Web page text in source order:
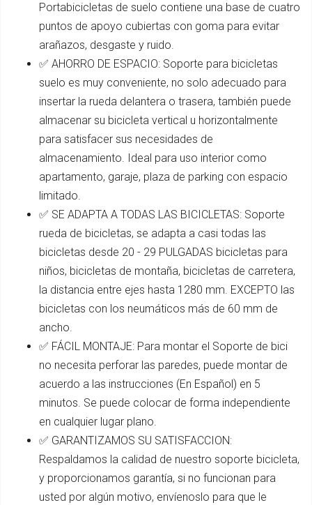
Portabicicletas de suelo contiene una base de cuatro
puntos de apoyo cubiertas con goma para evitar
arañazos, desgaste y ruido.
✅ AHORRO DE ESPACIO: Soporte para bicicletas
suelo es muy conveniente, no solo adecuado para
insertar la rueda delantera o trasera, también puede
almacenar su bicicleta vertical u horizontalmente
para satisfacer sus necesidades de
almacenamiento. Ideal para uso interior como
apartamento, garaje, plaza de parking con espacio
limitado.
✅ SE ADAPTA A TODAS LAS BICICLETAS: Soporte
rueda de bicicletas, se adapta a casi todas las
bicicletas desde 20 - 29 PULGADAS bicicletas para
niños, bicicletas de montaña, bicicletas de carretera,
la distancia entre ejes hasta 1280 mm. EXCEPTO las
bicicletas con los neumáticos más de 60 mm de
ancho.
✅ FÁCIL MONTAJE: Para montar el Soporte de bici
no necesita perforar las paredes, puede montar de
acuerdo a las instrucciones (En Español) en 5
minutos. Se puede colocar de forma independiente
en cualquier lugar plano.
✅ GARANTIZAMOS SU SATISFACCION:
Respaldamos la calidad de nuestro soporte bicicleta,
y proporcionamos garantía, si no funcionan para
usted por algún motivo, envíenoslo para que le